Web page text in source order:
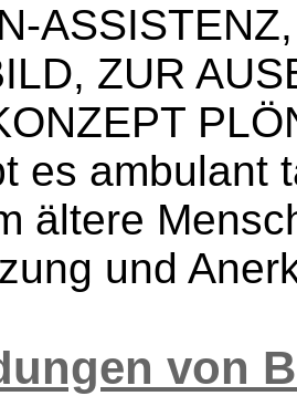
ZUR
es ambulant
ältere
und
von